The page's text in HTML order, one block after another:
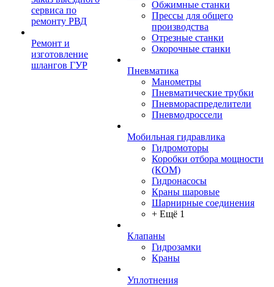
сервиса по
ремонту РВД
Ремонт и
изготовление
шлангов ГУР
Обжимные станки
Прессы для общего
производства
Отрезные станки
Окорочные станки
Пневматика
Манометры
Пневматические трубки
Пневмораспределители
Пневмодроссели
Мобильная гидравлика
Гидромоторы
Коробки отбора мощности
(КОМ)
Гидронасосы
Краны шаровые
Шарнирные соединения
+ Ещё 1
Клапаны
Гидрозамки
Краны
Уплотнения